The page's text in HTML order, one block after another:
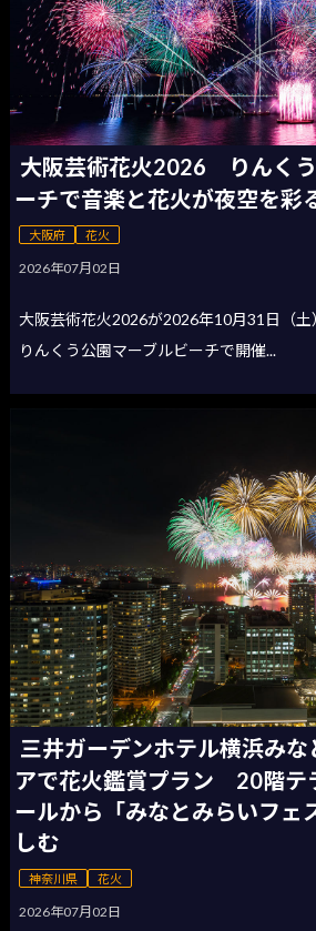
大阪芸術花火2026 りんく
ーチで音楽と花火が夜空を彩
大阪府 花火
2026年07月02日
大阪芸術花火2026が2026年10月31日（土
りんくう公園マーブルビーチで開催...
三井ガーデンホテル横浜みな
アで花火鑑賞プラン 20階テ
ールから「みなとみらいフェ
しむ
神奈川県 花火
2026年07月02日